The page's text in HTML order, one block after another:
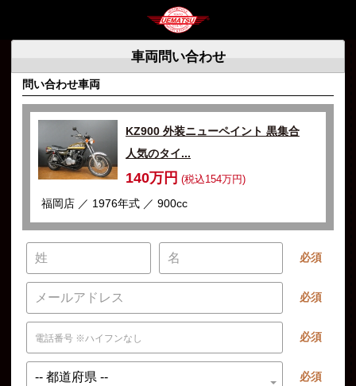
車両問い合わせ
問い合わせ車両
KZ900 外装ニューペイント 黒集合
人気のタイ...
140万円 (税込154万円)
福岡店 ／ 1976年式 ／ 900cc
必須
必須
必須
必須